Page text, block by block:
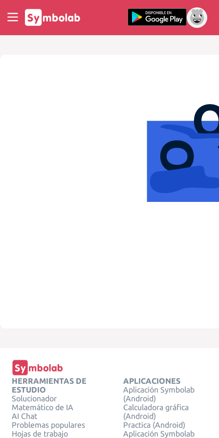
HERRAMIENTAS DE
ESTUDIO
Solucionador
Matemático de IA
AI Chat
Problemas populares
Hojas de trabajo
APLICACIONES
Aplicación Symbolab
(Android)
Calculadora gráfica
(Android)
Practica (Android)
Aplicación Symbolab